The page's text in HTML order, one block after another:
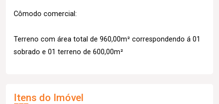
Cômodo comercial:
Terreno com área total de 960,00m² correspondendo á 01
sobrado e 01 terreno de 600,00m²
Itens do Imóvel